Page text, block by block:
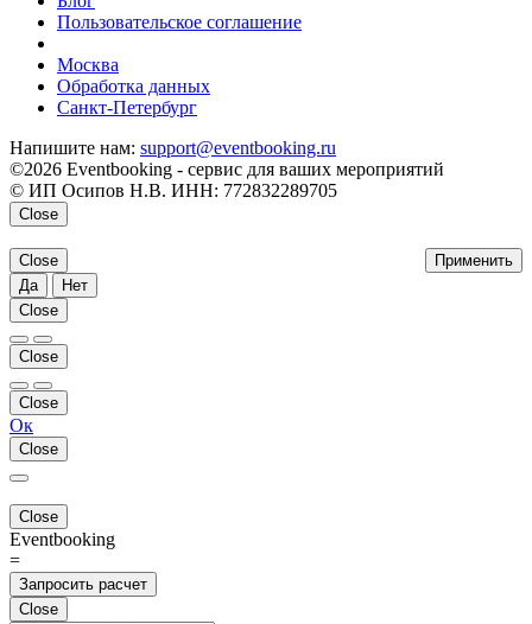
Пользовательское соглашение
Москва
Обработка данных
Санкт-Петербург
Напишите нам: support@eventbooking.ru
©2026 Eventbooking - сервис для ваших мероприятий
© ИП Осипов Н.В. ИНН: 772832289705
Close
Применить
Close
Да
Нет
Close
Close
Close
Ок
Close
Close
Eventbooking
=
Запросить расчет
Close